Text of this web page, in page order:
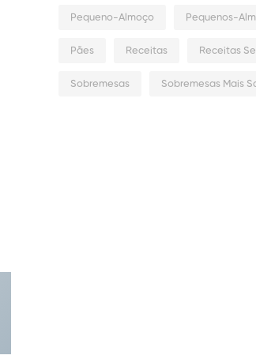
Pequeno-Almoço Pequenos-
Pães Receitas Receitas
Sobremesas Sobremesas Mais